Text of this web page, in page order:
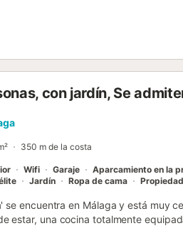
barbacoa de obra y una larga
de música, tenis de mesa,
con jardín, Se
350 m de la costa
Wifi Garaje Aparcamiento en la
Jardín Ropa de cama
se encuentra en Málaga y está muy
estar, una cocina totalmente